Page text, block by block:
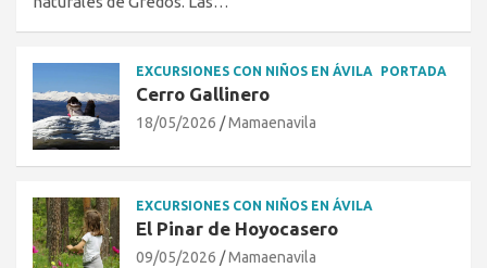
EXCURSIONES CON NIÑOS EN ÁVILA PORTADA
Cerro Gallinero
18/05/2026 Mamaenavila
EXCURSIONES CON NIÑOS EN ÁVILA
El Pinar de Hoyocasero
09/05/2026 Mamaenavila